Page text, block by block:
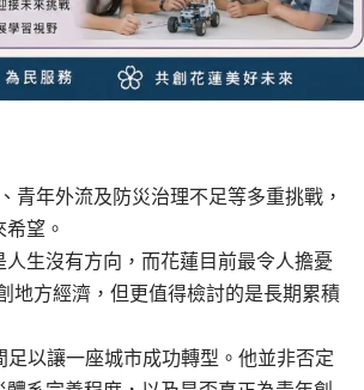
青年外流及防災治理不足等多重挑戰，
望。
生沒有方向，而花蓮目前最令人擔憂
地方經濟，但更值得檢討的是長期累積
以讓一座城市成功轉型。他並非否定